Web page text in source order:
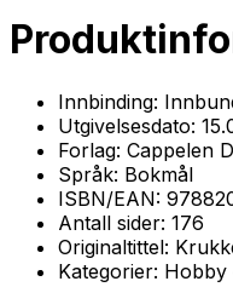
Innbinding:
Utgivelsesdato:
Forlag: Cappelen
Språk: Bokmål
ISBN/EAN:
Antall sider: 176
Originaltittel:
Kategorier: Hobby